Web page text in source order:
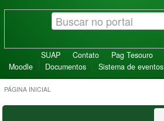
SUAP Contato Pag Tesouro
Moodle
Documentos Sistema de eventos
PÁGINA INICIAL